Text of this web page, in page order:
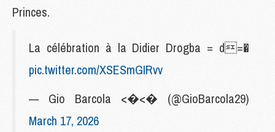
Princes.
La célébration à la Didier Drogba = d=�
pic.twitter.com/XSESmGIRvv
— Gio Barcola <�<� (@GioBarcola29)
March 17, 2026